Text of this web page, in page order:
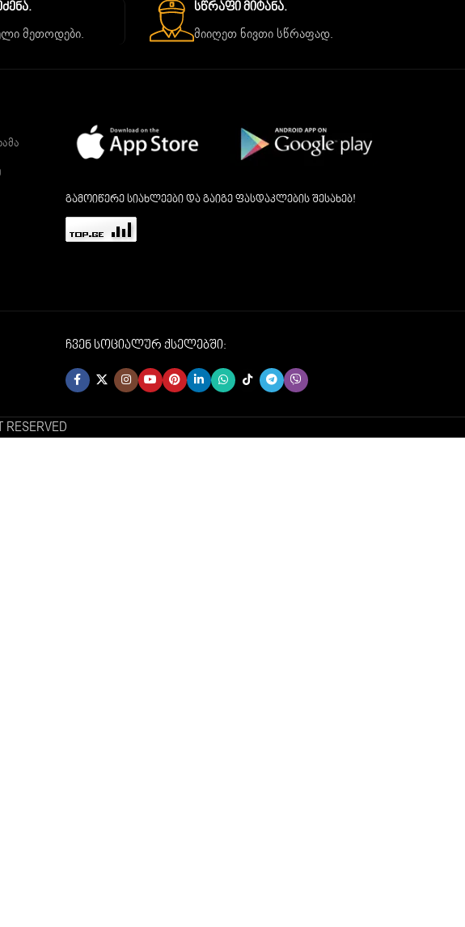
მეთოდები.
Სწრაფი Მიტანა.
მიიღეთ ნივთი სწრაფად.
გამოიწერე სიახლეები და გაიგე ფასდაკლების შესახებ!
ჩვენ სოციალურ ქსელებში:
RESERVED